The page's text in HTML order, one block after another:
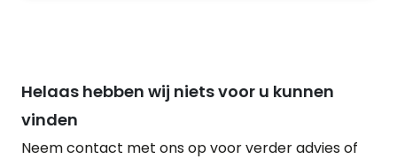
Helaas hebben wij niets voor u kunnen
vinden
Neem contact met ons op voor verder advies of